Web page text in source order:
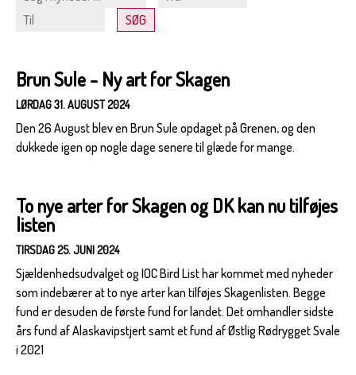
Brun Sule - Ny art for Skagen
LØRDAG 31. AUGUST 2024
Den 26 August blev en Brun Sule opdaget på Grenen, og den
dukkede igen op nogle dage senere til glæde for mange.
To nye arter for Skagen og DK kan nu tilføjes
listen
TIRSDAG 25. JUNI 2024
Sjældenhedsudvalget og IOC Bird List har kommet med nyheder
som indebærer at to nye arter kan tilføjes Skagenlisten. Begge
fund er desuden de første fund for landet. Det omhandler sidste
års fund af Alaskavipstjert samt et fund af Østlig Rødrygget Svale
i 2021